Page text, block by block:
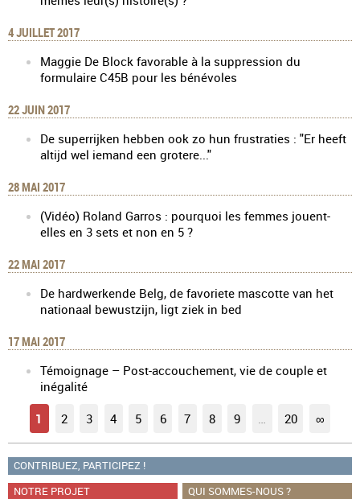
4 JUILLET 2017
Maggie De Block favorable à la suppression du
formulaire C45B pour les bénévoles
22 JUIN 2017
De superrijken hebben ook zo hun frustraties : "Er heeft
altijd wel iemand een grotere..."
28 MAI 2017
(Vidéo) Roland Garros : pourquoi les femmes jouent-
elles en 3 sets et non en 5 ?
22 MAI 2017
De hardwerkende Belg, de favoriete mascotte van het
nationaal bewustzijn, ligt ziek in bed
17 MAI 2017
Témoignage – Post-accouchement, vie de couple et
inégalité
1
2 3 4 5 6 7 8 9 20 ∞
CONTRIBUEZ, PARTICIPEZ !
NOTRE PROJET
QUI SOMMES-NOUS ?